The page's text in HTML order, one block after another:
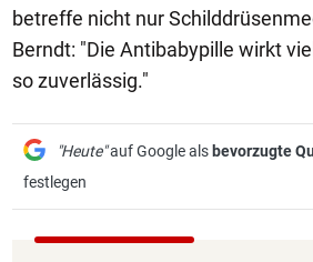
betreffe nicht nur
Berndt: "Die Antibabypille wirkt
so zuverlässig."
"Heute"auf Google als bevorzugte
festlegen